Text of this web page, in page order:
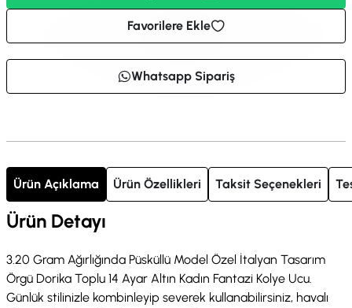
Favorilere Ekle
Whatsapp Sipariş
Ürün Açıklama Ürün Özellikleri Taksit Seçenekleri
Ürün Detayı
3.20 Gram Ağırlığında Püsküllü Model Özel İtalyan Tasarım
Örgü Dorika Toplu 14 Ayar Altın Kadın Fantazi Kolye Ucu.
Günlük stilinizle kombinleyip severek kullanabilirsiniz, havalı